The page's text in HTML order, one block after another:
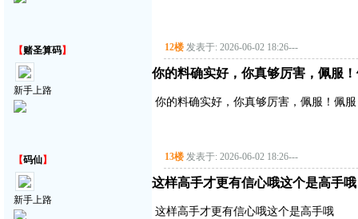
【赌圣算码】
新手上路
12楼 发表于: 2026-06-02 18:26---
你的料确实好，你真够厉害，佩服
你的料确实好，你真够厉害，佩服！佩
【码仙】
新手上路
13楼 发表于: 2026-06-02 18:26---
这样高手才更有信心哦这个是高手哦
这样高手才更有信心哦这个是高手哦